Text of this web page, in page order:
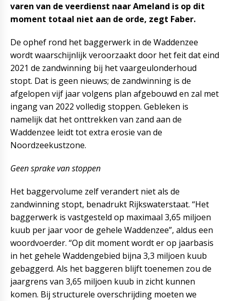
varen van de veerdienst naar Ameland is op dit
moment totaal niet aan de orde, zegt Faber.
De ophef rond het baggerwerk in de Waddenzee
wordt waarschijnlijk veroorzaakt door het feit dat eind
2021 de zandwinning bij het vaargeulonderhoud
stopt. Dat is geen nieuws; de zandwinning is de
afgelopen vijf jaar volgens plan afgebouwd en zal met
ingang van 2022 volledig stoppen. Gebleken is
namelijk dat het onttrekken van zand aan de
Waddenzee leidt tot extra erosie van de
Noordzeekustzone.
Geen sprake van stoppen
Het baggervolume zelf verandert niet als de
zandwinning stopt, benadrukt Rijkswaterstaat. “Het
baggerwerk is vastgesteld op maximaal 3,65 miljoen
kuub per jaar voor de gehele Waddenzee”, aldus een
woordvoerder. “Op dit moment wordt er op jaarbasis
in het gehele Waddengebied bijna 3,3 miljoen kuub
gebaggerd. Als het baggeren blijft toenemen zou de
jaargrens van 3,65 miljoen kuub in zicht kunnen
komen. Bij structurele overschrijding moeten we